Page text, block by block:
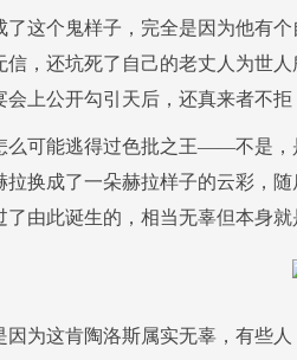
了这个鬼样子，完全是因为他有
信，还坑死了自己的老丈人为世
会上公开勾引天后，还真来者不
么可能逃得过色批之王——不是，
拉换成了一朵赫拉样子的云彩，
了由此诞生的，相当无辜但本身
因为这肯陶洛斯属实无辜，有些